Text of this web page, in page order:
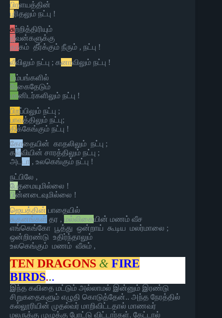
பிரளயத்தின்
புரிதலும் நட்பு !
சுற்றித்திரியும்
ஜீவன்களுக்கு
தாகம் தீர்க்கும் நீரும் , நட்பு !
லீவிலும் நட்பு ; கனாவிலும் நட்பு !
பிம்பங்களில்
ரேகைதேடும்
மானிடர்களிலும் நட்பு !
பிறப்பிலும் நட்பு ;
பாவத்திலும் நட்பு;
திக்கேங்கும் நட்பு !
கோதையின் காதலிலும் நட்பு ;
கல்வியின் சாரத்திலும் நட்பு ;
அட டா , உலகெங்கும் நட்பு !
நட்பிலே ,
பேதமையுமில்லை !
பின்னடைவுமில்லை !
ஜெயத்தின் பாதையில்
சுகுனங்கள் தர , மல்லிகையின் மணம் வீச
எங்கெங்கோ பூத்து ஒன்றாய் கூடிய மலர்மாலை ;
ஒன்றிரண்டு உதிர்ந்தாலும்
உலகெங்கும் மணம் வீசும் ,
TEN DRAGONS & FIRE
BIRDS...
இந்த கவிதை மட்டும் அல்லாமல் இன்னும் இரண்டு
சிறுகதைகளும் எழுதி கொடுத்தேன்.. அந்த நேரத்தில்
கல்லூரியின் முதல்வர் மாறிவிட்டதால் மாணவர்
மலருக்கு முழுக்கு போட்டு விட்டார்கள். கேட்டால்